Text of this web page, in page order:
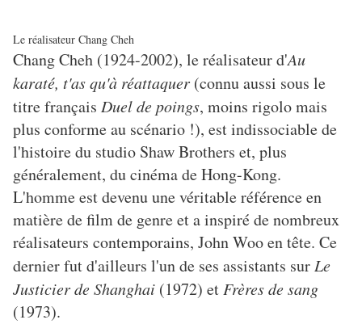
Le réalisateur Chang Cheh
Chang Cheh (1924-2002), le réalisateur d'Au
karaté, t'as qu'à réattaquer (connu aussi sous le
titre français Duel de poings, moins rigolo mais
plus conforme au scénario !), est indissociable de
l'histoire du studio Shaw Brothers et, plus
généralement, du cinéma de Hong-Kong.
L'homme est devenu une véritable référence en
matière de film de genre et a inspiré de nombreux
réalisateurs contemporains, John Woo en tête. Ce
dernier fut d'ailleurs l'un de ses assistants sur Le
Justicier de Shanghai (1972) et Frères de sang
(1973).